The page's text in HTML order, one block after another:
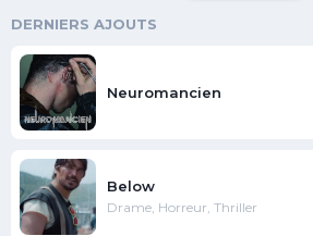
DERNIERS AJOUTS
Neuromancien
Below
Drame, Horreur, Thriller